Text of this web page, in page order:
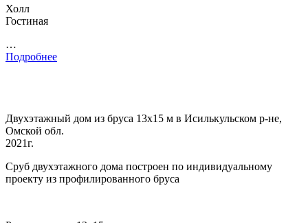
Холл
Гостиная
…
Подробнее
Двухэтажный дом из бруса 13х15 м в Исилькульском р-не,
Омской обл.
2021г.
Сруб двухэтажного дома построен по индивидуальному
проекту из профилированного бруса